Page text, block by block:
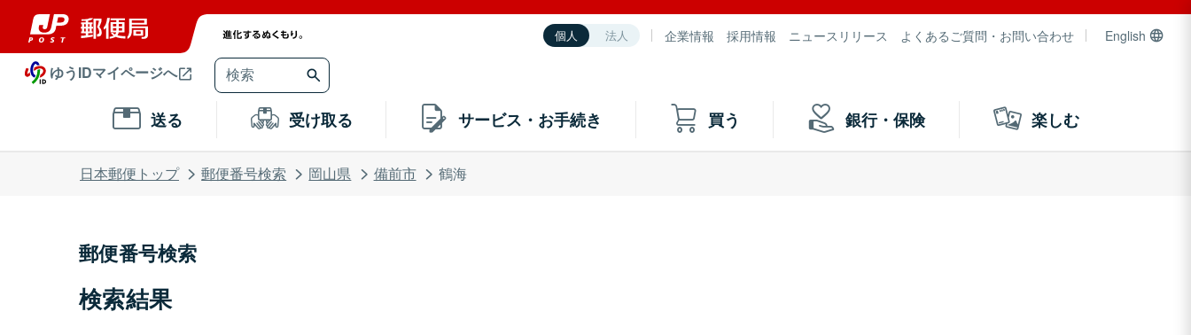
個人 法人 企業情報 採用情報 ニュースリリース よくあるご質問・お問い合わせ English
ゆうIDマイページへ
送る 受け取る サービス・お手続き 買う 銀行・保険 楽しむ
日本郵便トップ 郵便番号検索 岡山県 備前市 鶴海
郵便番号検索
検索結果